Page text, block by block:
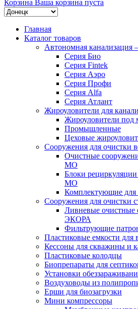
Корзина Ваша корзина пуста
Главная
Каталог товаров
Автономная канализация
Серия Био
Серия Fintek
Серия Аэро
Серия Профи
Серия Alfa
Серия Атлант
Жироуловители для
Жироуловители под
Промышленные
Цеховые
Сооружения для очистки
Очистные
МО
Блоки
МО
Комплектующие
Сооружения для очистки
Ливневые
ЭКОРА
Фильтрующие
Пластиковые емкости для
Кессоны для скважины и
Пластиковые колодцы
Биопрепараты для
Установки
Воздуховоды из
Ерши для биозагрузки
Мини компрессоры